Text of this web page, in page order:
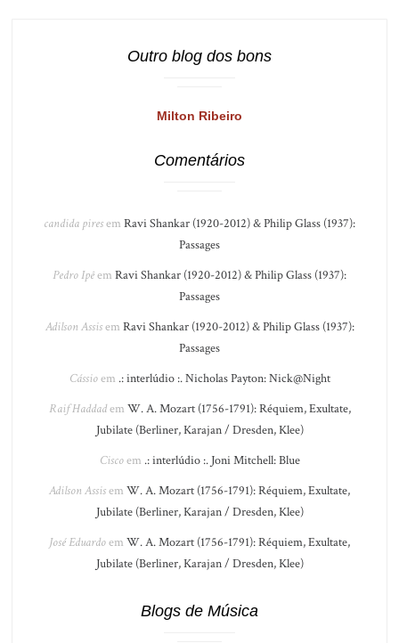
Outro blog dos bons
Milton Ribeiro
Comentários
candida piresem Ravi Shankar (1920-2012) & Philip Glass (1937):
Passages
Pedro Ipêem Ravi Shankar (1920-2012) & Philip Glass (1937):
Passages
Adilson Assisem Ravi Shankar (1920-2012) & Philip Glass (1937):
Passages
Cássioem .: interlúdio :. Nicholas Payton: Nick@Night
Raif Haddadem W. A. Mozart (1756-1791): Réquiem, Exultate,
Jubilate (Berliner, Karajan / Dresden, Klee)
Ciscoem .: interlúdio :. Joni Mitchell: Blue
Adilson Assisem W. A. Mozart (1756-1791): Réquiem, Exultate,
Jubilate (Berliner, Karajan / Dresden, Klee)
José Eduardoem W. A. Mozart (1756-1791): Réquiem, Exultate,
Jubilate (Berliner, Karajan / Dresden, Klee)
Blogs de Música